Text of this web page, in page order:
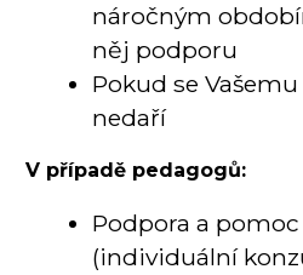
náročným
něj podporu
Pokud se
nedaří
V případě pedagogů:
Podpora a
(individuální